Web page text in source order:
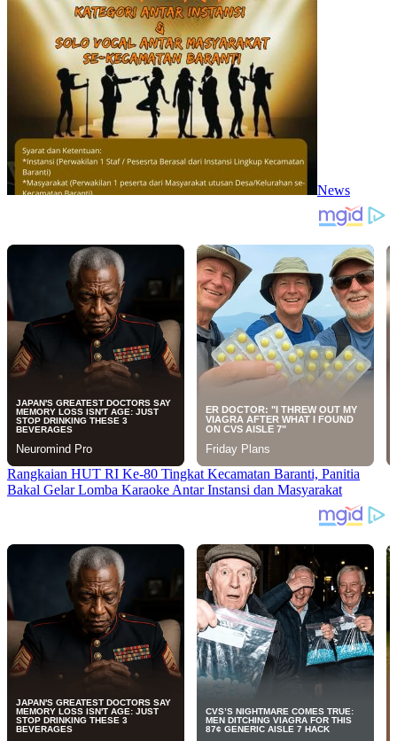
News
Rangkaian HUT RI Ke-80 Tingkat Kecamatan Baranti, Panitia
Bakal Gelar Lomba Karaoke Antar Instansi dan Masyarakat